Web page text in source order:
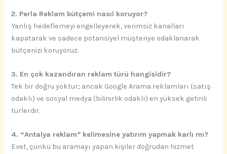
2. Perla Reklam bütçemi nasıl koruyor?
Yanlış hedeflemeyi engelleyerek, verimsiz kanalları
kapatarak ve sadece potansiyel müşteriye odaklanarak
bütçenizi koruyoruz.
3. En çok kazandıran reklam türü hangisidir?
Tek bir doğru yoktur; ancak Google Arama reklamları (satış
odaklı) ve sosyal medya (bilinirlik odaklı) en yüksek getirili
türlerdir.
4. “Antalya reklam” kelimesine yatırım yapmak karlı mı?
Evet, çünkü bu aramayı yapan kişiler doğrudan hizmet